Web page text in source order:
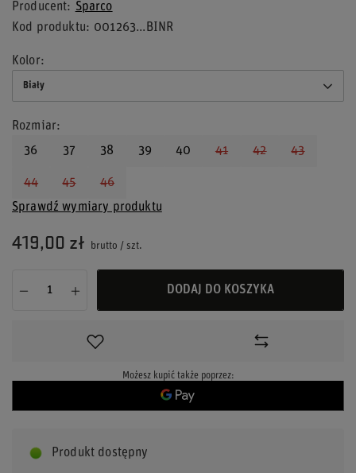
Producent
Sparco
Kod produktu
001263...BINR
Kolor
Biały
Rozmiar
36
37 38 39 40 41 42 43
44 45
46
Sprawdź wymiary produktu
419,00 zł brutto / szt.
DODAJ DO KOSZYKA
Możesz kupić także poprzez:
Produkt dostępny